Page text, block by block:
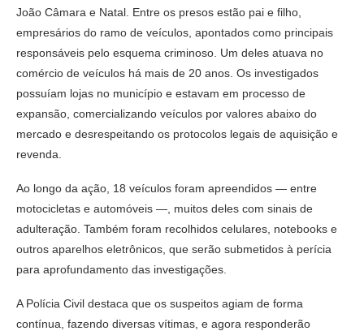
João Câmara e Natal. Entre os presos estão pai e filho,
empresários do ramo de veículos, apontados como principais
responsáveis pelo esquema criminoso. Um deles atuava no
comércio de veículos há mais de 20 anos. Os investigados
possuíam lojas no município e estavam em processo de
expansão, comercializando veículos por valores abaixo do
mercado e desrespeitando os protocolos legais de aquisição e
revenda.
Ao longo da ação, 18 veículos foram apreendidos — entre
motocicletas e automóveis —, muitos deles com sinais de
adulteração. Também foram recolhidos celulares, notebooks e
outros aparelhos eletrônicos, que serão submetidos à perícia
para aprofundamento das investigações.
A Polícia Civil destaca que os suspeitos agiam de forma
contínua, fazendo diversas vítimas, e agora responderão